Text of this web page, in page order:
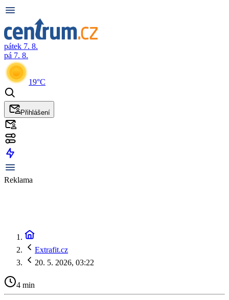
pátek 7. 8.
pá 7. 8.
19°C
Přihlášení
Reklama
Extrafit.cz
20. 5. 2026, 03:22
4 min